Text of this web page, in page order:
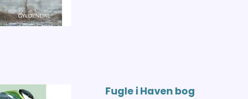
Fugle i Haven bog